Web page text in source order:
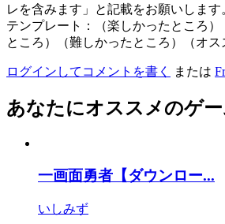
レを含みます」と記載をお願いします
テンプレート：（楽しかったところ
ところ）（難しかったところ）（オス
ログインしてコメントを書く または
あなたにオススメのゲ
一画面勇者【ダウンロー...
いしみず